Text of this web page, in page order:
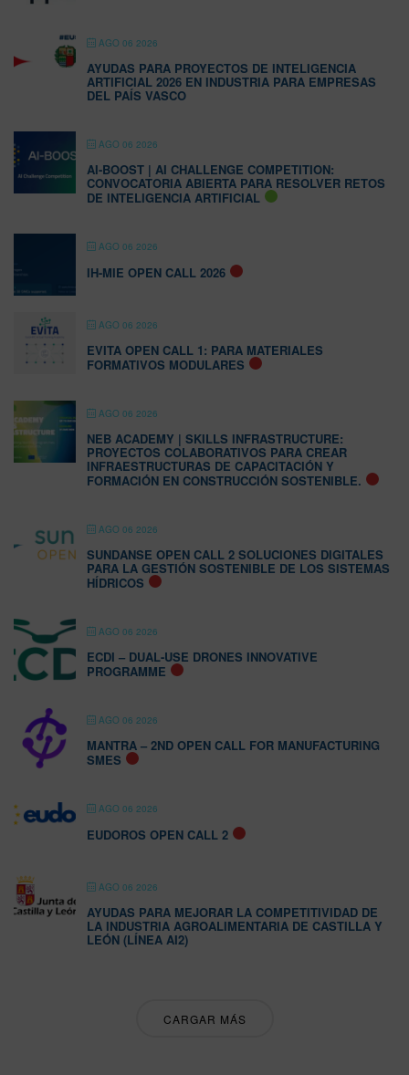
AGO 06 2026
AYUDAS PARA PROYECTOS DE INTELIGENCIA
ARTIFICIAL 2026 EN INDUSTRIA PARA EMPRESAS
DEL PAÍS VASCO
AGO 06 2026
AI-BOOST | AI CHALLENGE COMPETITION:
CONVOCATORIA ABIERTA PARA RESOLVER RETOS
DE INTELIGENCIA ARTIFICIAL
AGO 06 2026
IH-MIE OPEN CALL 2026
AGO 06 2026
EVITA OPEN CALL 1: PARA MATERIALES
FORMATIVOS MODULARES
AGO 06 2026
NEB ACADEMY | SKILLS INFRASTRUCTURE:
PROYECTOS COLABORATIVOS PARA CREAR
INFRAESTRUCTURAS DE CAPACITACIÓN Y
FORMACIÓN EN CONSTRUCCIÓN SOSTENIBLE.
AGO 06 2026
SUNDANSE OPEN CALL 2 SOLUCIONES DIGITALES
PARA LA GESTIÓN SOSTENIBLE DE LOS SISTEMAS
HÍDRICOS
AGO 06 2026
ECDI – DUAL-USE DRONES INNOVATIVE
PROGRAMME
AGO 06 2026
MANTRA – 2ND OPEN CALL FOR MANUFACTURING
SMES
AGO 06 2026
EUDOROS OPEN CALL 2
AGO 06 2026
AYUDAS PARA MEJORAR LA COMPETITIVIDAD DE
LA INDUSTRIA AGROALIMENTARIA DE CASTILLA Y
LEÓN (LÍNEA AI2)
CARGAR MÁS